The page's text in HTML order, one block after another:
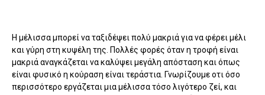
Η μέλισσα μπορεί να ταξιδέψει πολύ μακριά για να φέρει μέλι
και γύρη στη κυψέλη της. Πολλές φορές όταν η τροφή είναι
μακριά αναγκάζεται να καλύψει μεγάλη απόσταση και όπως
είναι φυσικό η κούραση είναι τεράστια. Γνωρίζουμε οτι όσο
περισσότερο εργάζεται μια μέλισσα τόσο λιγότερο ζεί, και